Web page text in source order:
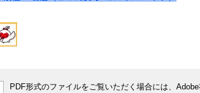
PDF形式のファイルをご覧いただく場合には、